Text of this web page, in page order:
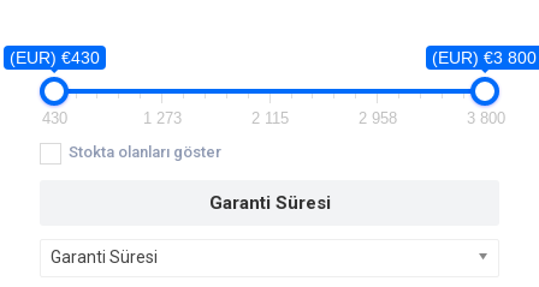
(EUR) €430 (EUR) €3 800
430 1 273 2 115 2 958
3 800
Stokta olanları göster
Garanti Süresi
Garanti Süresi